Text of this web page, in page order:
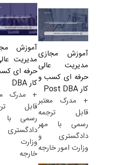
آموزش مجازی
مدیریت عالی
حرفه ای کسب و
کار Post DBA
+ مدرک معتبر
قابل ترجمه
رسمی با مهر
دادگستری و
وزارت امور خارجه
آموزش
مدیریت
حرفه ای
کار DBA
+ مدرک
قابل
رسمی با
وزارت
خارجه